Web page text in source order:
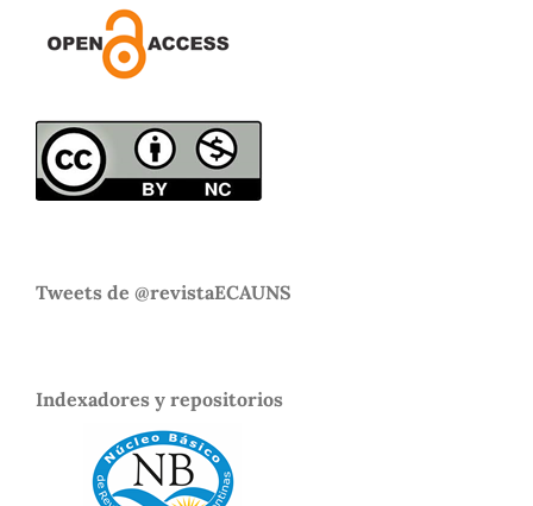
Tweets de @revistaECAUNS
Indexadores y repositorios